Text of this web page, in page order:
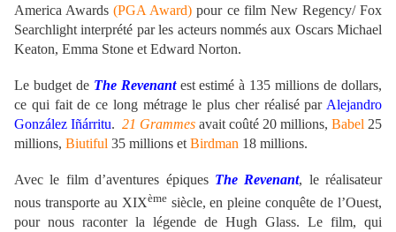
America Awards(PGA Award) pour ce film New Regency/ Fox
Searchlight interprété par les acteurs nommés aux Oscars Michael
Keaton, Emma Stone et Edward Norton.
Le budget de The Revenantest estimé à 135 millions de dollars,
ce qui fait de ce long métrage le plus cher réalisé par Alejandro
González Iñárritu. 21 Grammes avait coûté 20 millions, Babel 25
millions, Biutiful 35 millions et Birdman 18 millions.
Avec le film d’aventures épiques The Revenant, le réalisateur
nous transporte au XIXèmesiècle, en pleine conquête de l’Ouest,
pour nous raconter la légende de Hugh Glass. Le film, qui